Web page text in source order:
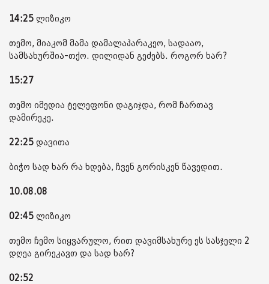
14:25 ლიზიკო
თემო, მიაკომ მამა დამალაპარაკეო, სადააო,
სამსახურშია-თქო. დილიდან გეძებს. როგორ ხარ?
15:27
თემო იმედია ტელეფონი დაგიჯდა, რომ ჩართავ
დამირეკე.
22:25 დავითა
ბიჭო სად ხარ რა ხდება, ჩვენ გორისკენ წავედით.
10.08.08
02:45 ლიზიკო
თემო ჩემო სიყვარულო, რით დავიმსახურე ეს სასჯელი 2
დღეა გირეკავთ და სად ხარ?
02:52